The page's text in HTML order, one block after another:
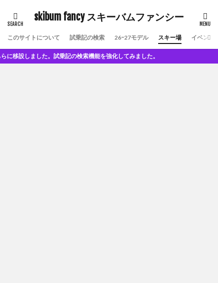
skibum fancy スキーバムファンシー
このサイトについて 試乗記の検索 26ｰ27モデル スキー場 イベント
した。試乗記の検索機能を強化してみました。